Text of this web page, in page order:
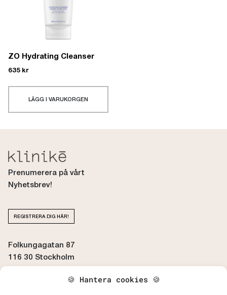
🍪 Hantera cookies 🍪
ZO Hydrating Cleanser
635 kr
LÄGG I VARUKORGEN
Prenumerera på vårt
Nyhetsbrev!
REGISTRERA DIG HÄR!
Folkungagatan 87
116 30 Stockholm